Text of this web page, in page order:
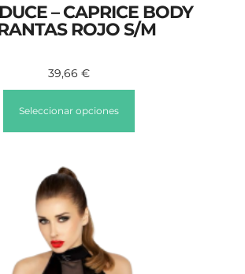
– CAPRICE BODY
ROJO S/M
39,66 €
Seleccionar opciones